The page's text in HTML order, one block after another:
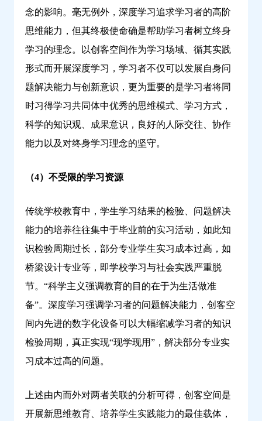
念的影响。毫无例外，深度学习追求学习者的高阶
思维能力，但其终极使命确是帮助学习者树立终身
学习的理念。以创客空间作为学习场域、循其实践
形式而开展深度学习，学习者不仅可以发展自身问
题解决能力与创新意识，更为重要的是学习者将同
时习得学习共同体中优秀的思维模式、学习方式，
科学的知识观、成果意识，良好的人际交往、协作
能力以及对终身学习理念的坚守。
（4）不受限的学习资源
传统学校教育中，学生学习结果的检验、问题解决
能力的培养往往集中于毕业前的实习活动，如此知
识检验周期过长，部分专业学生实习成本过高，如
桥梁设计专业等，即学校学习与社会实践严重脱
节。“科学主义强调教育的目的在于为生活做准
备”。深度学习强调学习者的问题解决能力，创客空
间内先进的数字化设备可以大幅缩减学习者的知识
检验周期，真正实现“现学现用”，解决部分专业实
习成本过高的问题。
上述由内而外对两者关联的分析可得，创客空间是
开展新思维教育、培养学生实践能力的最佳载体，